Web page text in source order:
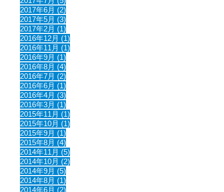
2017年6月 (2)
2017年5月 (3)
2017年2月 (1)
2016年12月 (1)
2016年11月 (1)
2016年9月 (1)
2016年8月 (4)
2016年7月 (2)
2016年6月 (1)
2016年4月 (3)
2016年3月 (1)
2015年11月 (1)
2015年10月 (1)
2015年9月 (1)
2015年8月 (4)
2014年11月 (5)
2014年10月 (2)
2014年9月 (5)
2014年8月 (1)
2014年6月 (2)